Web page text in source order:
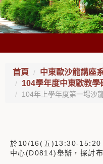
首頁
中東歐沙龍講座
104學年度中東歐教學
104年上學年度第一場沙
於10/16(五)13:30-15:20
中心(D0814)舉辦，探討